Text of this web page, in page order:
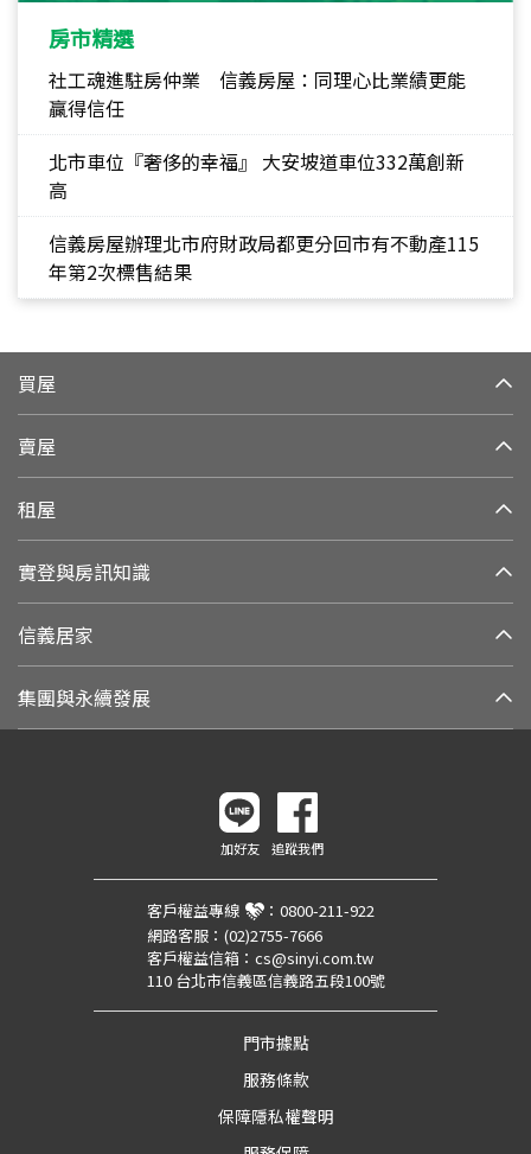
房市精選
社工魂進駐房仲業 信義房屋：同理心比業績更能
贏得信任
北市車位『奢侈的幸福』 大安坡道車位332萬創新
高
信義房屋辦理北市府財政局都更分回市有不動產115
年第2次標售結果
買屋
賣屋
租屋
實登與房訊知識
信義居家
集團與永續發展
加好友 追蹤我們
客戶權益專線 ： 0800-211-922
網路客服： (02)2755-7666
客戶權益信箱： cs@sinyi.com.tw
110 台北市信義區信義路五段100號
門市據點
服務條款
保障隱私權聲明